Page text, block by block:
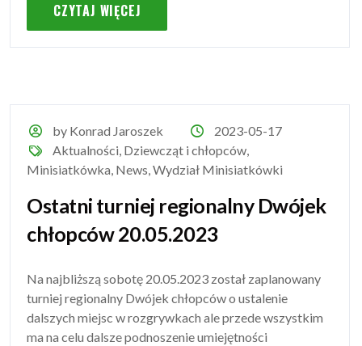
CZYTAJ WIĘCEJ
by Konrad Jaroszek
2023-05-17
Aktualności, Dziewcząt i chłopców,
Minisiatkówka, News,Wydział Minisiatkówki
Ostatni turniej regionalny Dwójek
chłopców 20.05.2023
Na najbliższą sobotę 20.05.2023 został zaplanowany
turniej regionalny Dwójek chłopców o ustalenie
dalszych miejsc w rozgrywkach ale przede wszystkim
ma na celu dalsze podnoszenie umiejętności